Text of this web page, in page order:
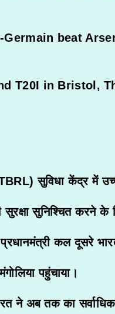
Germain beat
T20I in Bristol,
सुविधा केंद्र में
सुनिश्चित करने के
कल दूसरे
पहुंचाया।
ने अब तक का सर्वाधिक